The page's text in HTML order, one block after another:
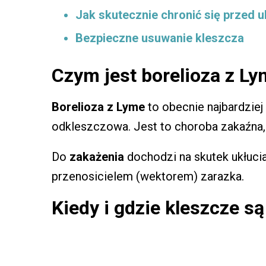
Jak skutecznie chronić się przed
Bezpieczne usuwanie kleszcza
Czym jest borelioza z
Borelioza z Lyme to obecnie
odkleszczowa. Jest to choroba
Do zakażenia dochodzi na skutek
przenosicielem (wektorem) zarazka.
Kiedy i gdzie kleszcze